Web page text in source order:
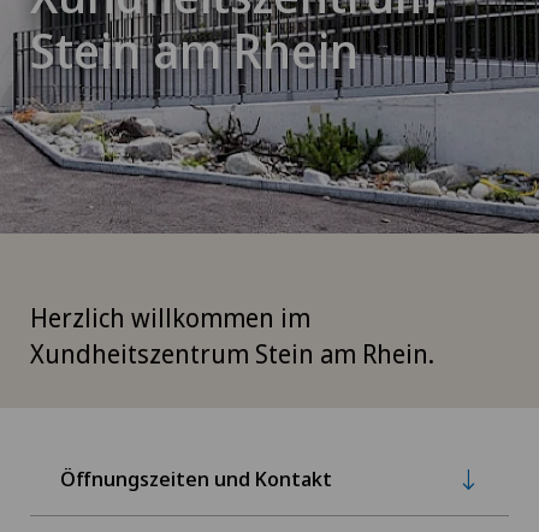
Stein am Rhein
Herzlich willkommen im
Xundheitszentrum Stein am Rhein.
Öffnungszeiten und Kontakt